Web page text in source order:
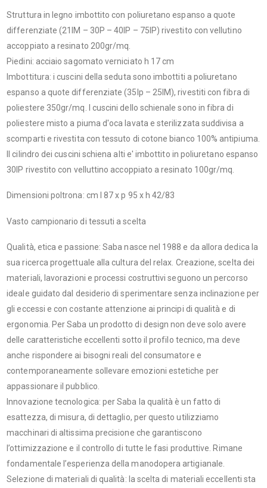
Struttura in legno imbottito con poliuretano espanso a quote
differenziate (21IM – 30P – 40IP – 75IP) rivestito con vellutino
accoppiato a resinato 200gr/mq.
Piedini: acciaio sagomato verniciato h 17 cm
Imbottitura: i cuscini della seduta sono imbottiti a poliuretano
espanso a quote differenziate (35Ip – 25IM), rivestiti con fibra di
poliestere 350gr/mq. I cuscini dello schienale sono in fibra di
poliestere misto a piuma d'oca lavata e sterilizzata suddivisa a
scomparti e rivestita con tessuto di cotone bianco 100% antipiuma.
Il cilindro dei cuscini schiena alti e' imbottito in poliuretano espanso
30IP rivestito con velluttino accoppiato a resinato 100gr/mq.
Dimensioni poltrona: cm l 87 x p 95 x h 42/83
Vasto campionario di tessuti a scelta
Qualità, etica e passione: Saba nasce nel 1988 e da allora dedica la
sua ricerca progettuale alla cultura del relax. Creazione, scelta dei
materiali, lavorazioni e processi costruttivi seguono un percorso
ideale guidato dal desiderio di sperimentare senza inclinazione per
gli eccessi e con costante attenzione ai principi di qualità e di
ergonomia. Per Saba un prodotto di design non deve solo avere
delle caratteristiche eccellenti sotto il profilo tecnico, ma deve
anche rispondere ai bisogni reali del consumatore e
contemporaneamente sollevare emozioni estetiche per
appassionare il pubblico.
Innovazione tecnologica: per Saba la qualità è un fatto di
esattezza, di misura, di dettaglio, per questo utilizziamo
macchinari di altissima precisione che garantiscono
l’ottimizzazione e il controllo di tutte le fasi produttive. Rimane
fondamentale l’esperienza della manodopera artigianale.
Selezione di materiali di qualità: la scelta di materiali eccellenti sta